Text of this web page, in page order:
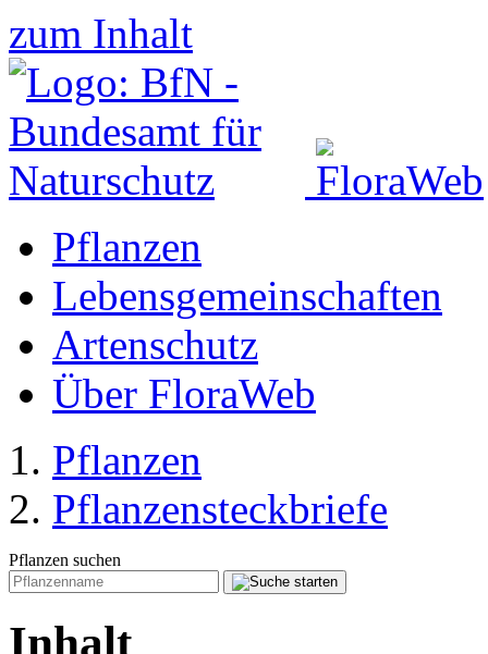
zum Inhalt
Pflanzen
Lebensgemeinschaften
Artenschutz
Über FloraWeb
Pflanzen
Pflanzensteckbriefe
Pflanzen suchen
Inhalt